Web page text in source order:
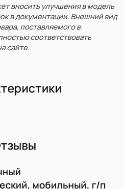
вносить улучшения в модель
в документации. Внешний вид
поставляемого в
соответствовать
сайте.
мобильный, г/п